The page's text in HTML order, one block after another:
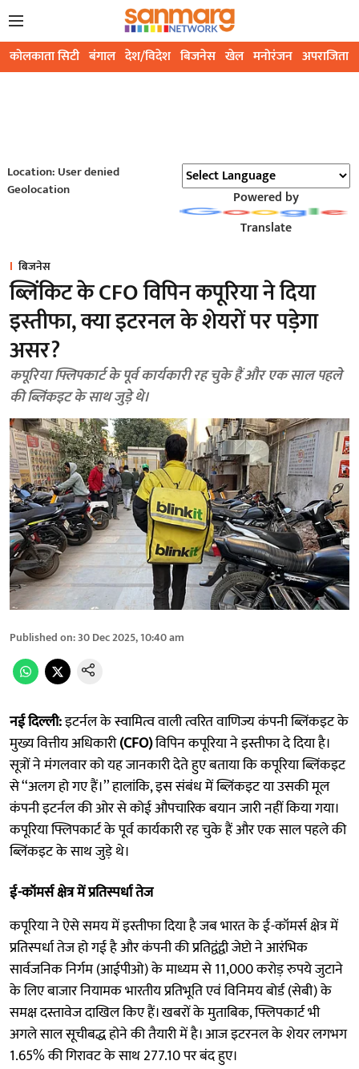
कोलकाता सिटी बंगाल देश/विदेश बिजनेस खेल मनोरंजन अपराजिता
Location: User denied
Geolocation
Powered by
Translate
बिजनेस
ब्लिंकिट के CFO विपिन कपूरिया ने दिया
इस्तीफा, क्या इटरनल के शेयरों पर पड़ेगा
असर?
कपूरिया फ्लिपकार्ट के पूर्व कार्यकारी रह चुके हैं और एक साल पहले
की ब्लिंकइट के साथ जुड़े थे।
Published on:30 Dec 2025, 10:40 am
नई दिल्ली:इटर्नल के स्वामित्व वाली त्वरित वाणिज्य कंपनी ब्लिंकइट के
मुख्य वित्तीय अधिकारी(CFO)विपिन कपूरिया ने इस्तीफा दे दिया है।
सूत्रों ने मंगलवार को यह जानकारी देते हुए बताया कि कपूरिया ब्लिंकइट
से ‘‘अलग हो गए हैं।’’ हालांकि, इस संबंध में ब्लिंकइट या उसकी मूल
कंपनी इटर्नल की ओर से कोई औपचारिक बयान जारी नहीं किया गया।
कपूरिया फ्लिपकार्ट के पूर्व कार्यकारी रह चुके हैं और एक साल पहले की
ब्लिंकइट के साथ जुड़े थे।
ई-कॉमर्स क्षेत्र में प्रतिस्पर्धा तेज
कपूरिया ने ऐसे समय में इस्तीफा दिया है जब भारत के ई-कॉमर्स क्षेत्र में
प्रतिस्पर्धा तेज हो गई है और कंपनी की प्रतिद्वंद्वी जेप्टो ने आरंभिक
सार्वजनिक निर्गम (आईपीओ) के माध्यम से 11,000 करोड़ रुपये जुटाने
के लिए बाजार नियामक भारतीय प्रतिभूति एवं विनिमय बोर्ड (सेबी) के
समक्ष दस्तावेज दाखिल किए हैं। खबरों के मुताबिक, फ्लिपकार्ट भी
अगले साल सूचीबद्ध होने की तैयारी में है। आज इटरनल के शेयर लगभग
1.65% की गिरावट के साथ 277.10 पर बंद हुए।